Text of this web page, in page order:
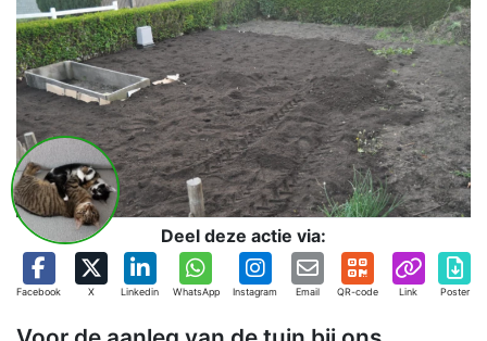
Deel deze actie via:
Facebook X Linkedin WhatsApp Instagram Email QR-code Link Poster